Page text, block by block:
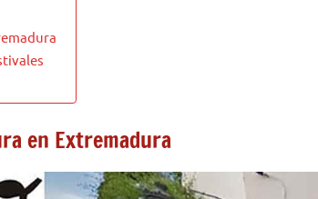
en Extremadura